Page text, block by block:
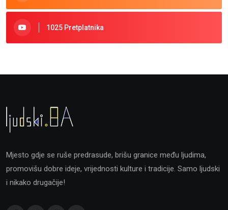
1025 Pretplatnika
Mjesto gdje se ruše predrasude, brišu granice među ljudima,
promovišu dobre ideje, vrijednosti kulture i tradicije. Samo ljudski
i nikako drugačije!